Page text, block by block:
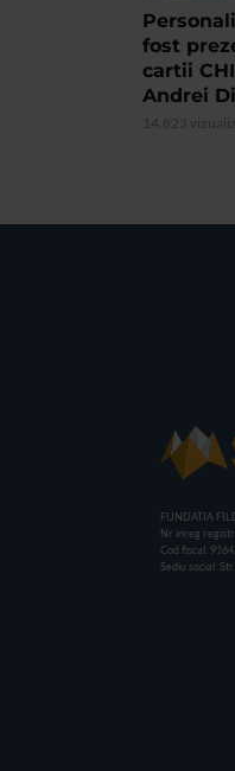
fost
cartii
Andrei
14.823
FUNDATIA
Nr inreg
Cod fiscal:
Sediu social: